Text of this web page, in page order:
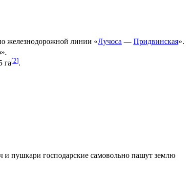
железнодорожной линии «Лучоса — Придвинская».
га[2].
и пушкари господарские самовольно пашут землю